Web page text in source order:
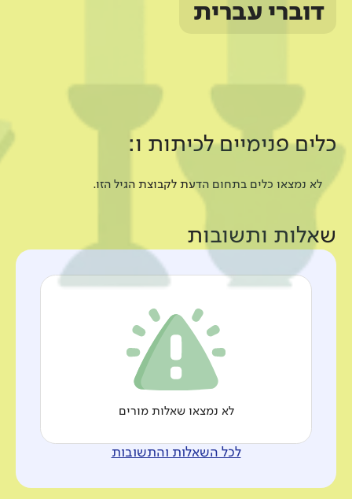
דוברי עברית
כלים פנימיים לכיתות ו:
לא נמצאו כלים בתחום הדעת לקבוצת הגיל הזו.
שאלות ותשובות
לא נמצאו שאלות מורים
לכל השאלות והתשובות